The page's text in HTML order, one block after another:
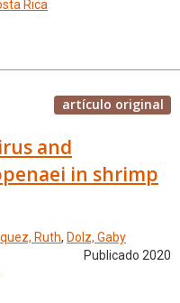
Rica
artículo original
and
in shrimp
Ruth, Dolz, Gaby
Publicado 2020